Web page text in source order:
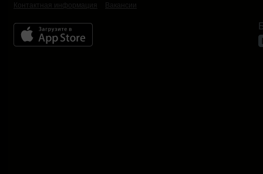
Контактная информация
Вакансии